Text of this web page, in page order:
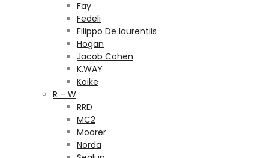
Fay
Fedeli
Filippo De laurentiis
Hogan
Jacob Cohen
K.WAY
Koike
R – W
RRD
MC2
Moorer
Norda